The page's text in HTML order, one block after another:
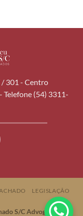
/ 301 - Centro
Telefone (54) 3311-
LEGISLAÇÃO
S/C Advogados